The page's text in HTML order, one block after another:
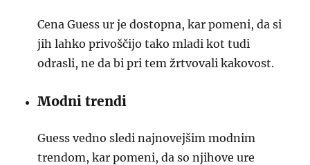
Cena Guess ur je dostopna, kar pomeni, da si
jih lahko privoščijo tako mladi kot tudi
odrasli, ne da bi pri tem žrtvovali kakovost.
Modni trendi
Guess vedno sledi najnovejšim modnim
trendom, kar pomeni, da so njihove ure